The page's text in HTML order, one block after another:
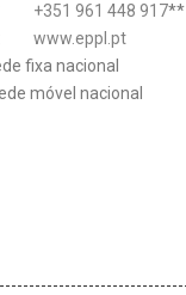
+351 961 448 917**
www.eppl.pt
fixa nacional
móvel nacional